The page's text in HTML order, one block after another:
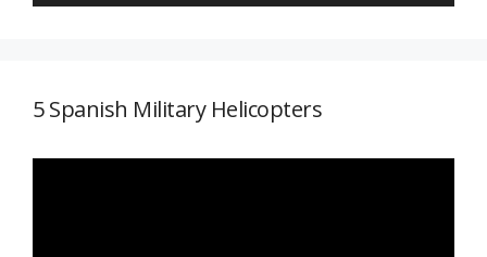
5 Spanish Military Helicopters